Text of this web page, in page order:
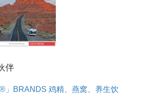
伴
®」BRANDS 鸡精、燕窝、养生饮